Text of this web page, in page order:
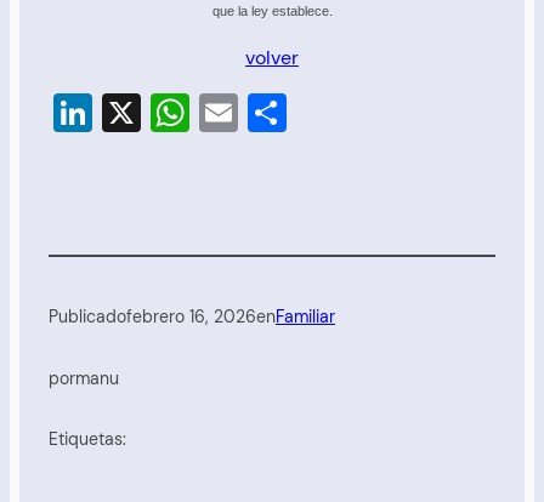
que la ley establece.
volver
LinkedIn
X WhatsApp
Email
Publicadofebrero 16, 2026enFamiliar
pormanu
Etiquetas: